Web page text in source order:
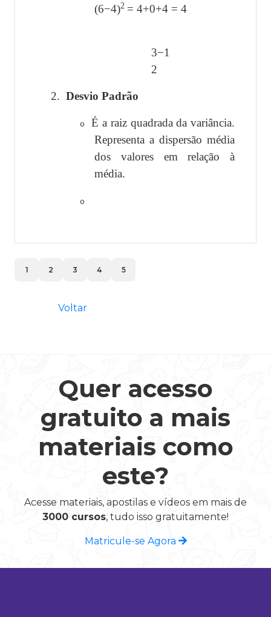
(6−4)2 = 4+0+4 = 4
3−1
2
2. Desvio Padrão
o
É a raiz quadrada da variância.
Representa a dispersão média
dos valores em relação à
média.
o
1 2 3 4 5
Voltar
Quer acesso
gratuito a mais
materiais como
este?
Acesse materiais, apostilas e vídeos em mais de
3000 cursos, tudo isso gratuitamente!
Matricule-se Agora